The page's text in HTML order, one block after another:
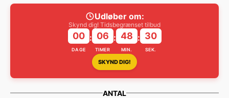
Udløber om:
Skynd dig! Tidsbegrænset tilbud
00
DAGE
: 06
TIMER
: 48
MIN.
: 29
SEK.
SKYND DIG!
ANTAL